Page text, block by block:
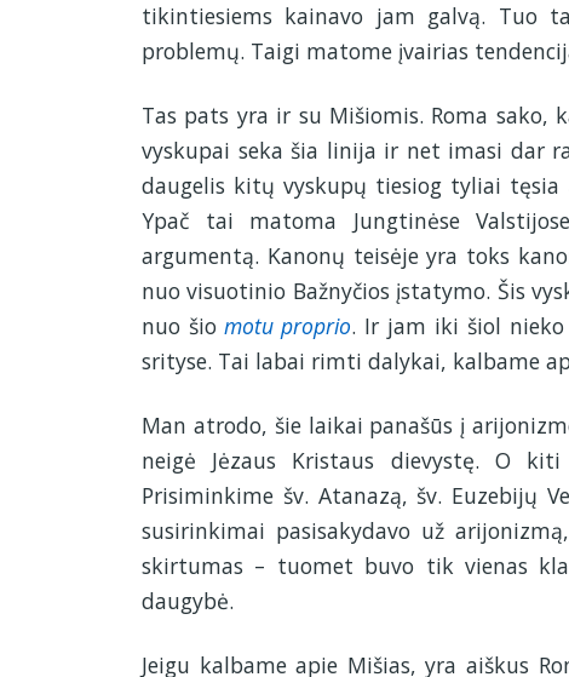
tikintiesiems kainavo jam galvą. Tuo
problemų. Taigi matome įvairias
Tas pats yra ir su Mišiomis. Roma
vyskupai seka šia linija ir net imasi dar
daugelis kitų vyskupų tiesiog tyliai tęsia
Ypač tai matoma Jungtinėse
argumentą. Kanonų teisėje yra toks
nuo visuotinio Bažnyčios įstatymo. Šis
nuo šio motu proprio. Ir jam iki šiol
srityse. Tai labai rimti dalykai, kalbame
Man atrodo, šie laikai panašūs į
neigė Jėzaus Kristaus dievystę. O
Prisiminkime šv. Atanazą, šv. Euzebijų
susirinkimai pasisakydavo už
skirtumas – tuomet buvo tik vienas
daugybė.
Jeigu kalbame apie Mišias, yra aiškus